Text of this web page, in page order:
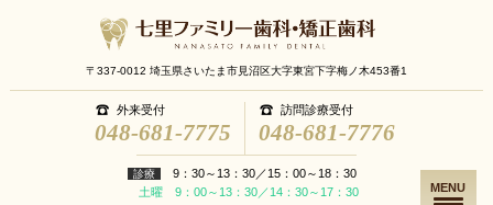
〒337-0012 埼玉県さいたま市見沼区大字東宮下字梅ノ木453番1
外来受付
048-681-7775
訪問診療受付
048-681-7776
診療
9：30～13：30／15：00～18：30
土曜 9：00～13：30／14：30～17：30
MENU